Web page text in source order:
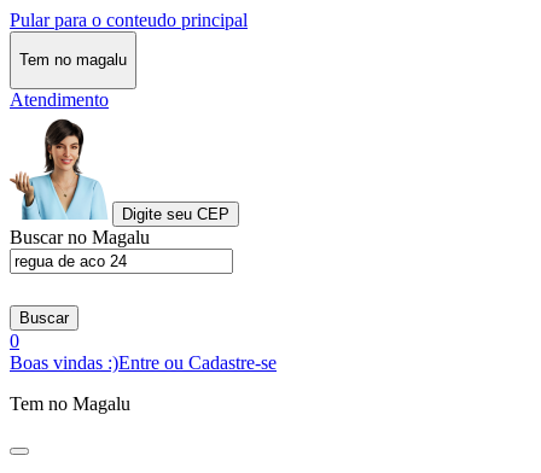
Pular para o conteudo principal
Tem no magalu
Atendimento
Digite seu CEP
Buscar no Magalu
Buscar
0
Boas vindas :)Entre ou Cadastre-se
Tem no Magalu